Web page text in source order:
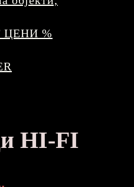
%
HI-FI